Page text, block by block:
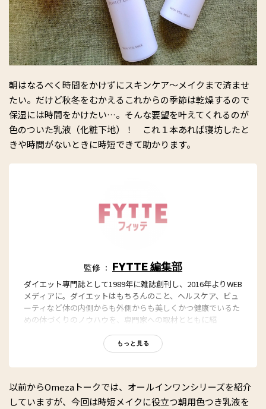
朝はなるべく時間をかけずにスキンケア〜メイクまで済ませ
たい。だけど秋冬をむかえるこれからの季節は乾燥するので
保湿には時間をかけたい…。そんな要望を叶えてくれるのが
色のついた乳液（化粧下地）！ これ１本あれば寝坊したと
きや時間がないときに時短できて助かります。
監修 ： FYTTE 編集部
ダイエット専門誌として1989年に雑誌創刊し、2016年よりWEB
メディアに。ダイエットはもちろんのこと、ヘルスケア、ビュ
ーティなど体の内側からも外側からも美しくかつ健康でいるた
めの体づくりのノウハウを、専門家への取材とともに紹
もに、編集部員も自らさまざまなヘルシーネタを日々お試し
もっと見る
以前からOmezaトークでは、オールインワンシリーズを紹介
していますが、今回は時短メイクに役立つ朝用色つき乳液を